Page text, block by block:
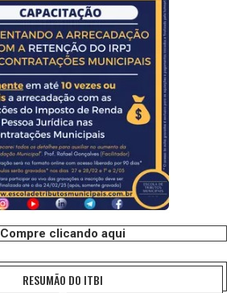
Compre clicando aqui
RESUMÃO DO ITBI